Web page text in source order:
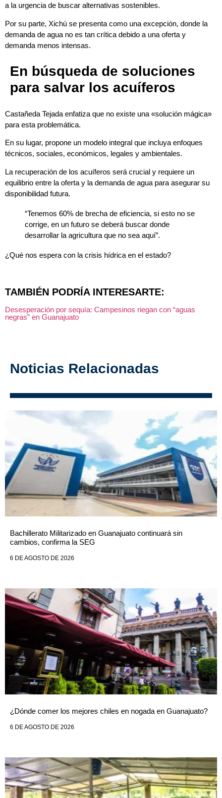
a la urgencia de buscar alternativas sostenibles.
Por su parte, Xichú se presenta como una excepción, donde la
demanda de agua no es tan crítica debido a una oferta y
demanda menos intensas.
En búsqueda de soluciones
para salvar los acuíferos
Castañeda Tejada enfatiza que no existe una «solución mágica»
para esta problemática.
En su lugar, propone un modelo integral que incluya enfoques
técnicos, sociales, económicos, legales y ambientales.
La recuperación de los acuíferos será crucial y requiere un
equilibrio entre la oferta y la demanda de agua para asegurar su
disponibilidad futura.
“Tenemos 60% de brecha de eficiencia, si esto no se
corrige, en un futuro se deberá buscar donde
desarrollar la agricultura que no sea aquí”.
¿Qué nos espera con la crisis hídrica en el estado?
TAMBIÉN PODRÍA INTERESARTE:
Desesperación por sequía: Campesinos riegan con “aguas
negras” en Guanajuato
Noticias Relacionadas
Bachillerato Militarizado en Guanajuato continuará sin
cambios, confirma la SEG
6 DE AGOSTO DE 2026
¿Dónde comer los mejores chiles en nogada en Guanajuato?
6 DE AGOSTO DE 2026